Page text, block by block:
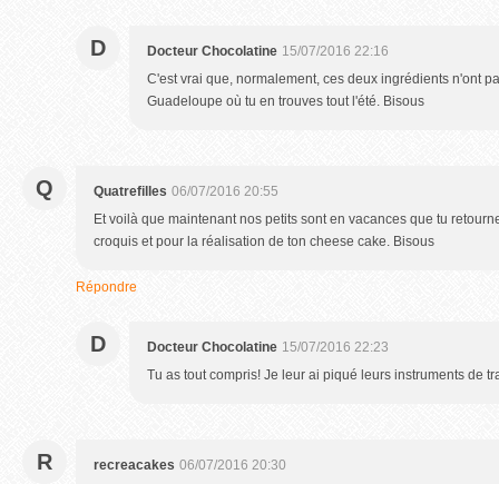
D Docteur Chocolatine 15/07/2016 22:16
C'est vrai que, normalement, ces deux ingrédients n'ont
Guadeloupe où tu en trouves tout l'été. Bisous
Q Quatrefilles 06/07/2016 20:55
Et voilà que maintenant nos petits sont en vacances que tu
croquis et pour la réalisation de ton cheese cake. Bisous
Répondre
D Docteur Chocolatine 15/07/2016 22:23
Tu as tout compris! Je leur ai piqué leurs instruments de
R recreacakes 06/07/2016 20:30